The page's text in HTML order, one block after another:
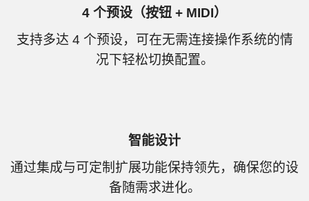
4 个预设（按钮 + MIDI）
支持多达 4 个预设，可在无需连接操作系统的情
况下轻松切换配置。
智能设计
通过集成与可定制扩展功能保持领先，确保您的设
备随需求进化。